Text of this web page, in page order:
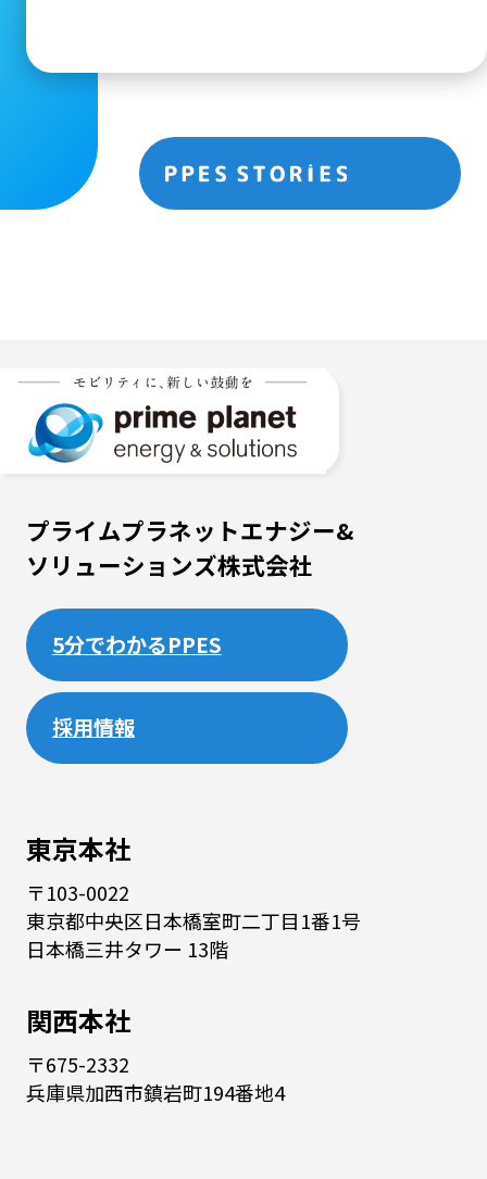
東京本社
〒103-0022
東京都中央区日本橋室町二丁目1番1号
日本橋三井タワー 13階
関西本社
〒675-2332
兵庫県加西市鎮岩町194番地4
プライムプラネットエナジー&
ソリューションズ株式会社
5分でわかるPPES
採用情報